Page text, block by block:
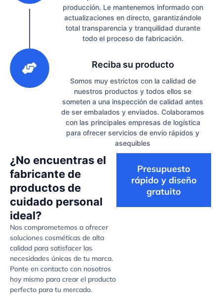
producción. Le mantenemos informado con
actualizaciones en directo, garantizándole
total transparencia y tranquilidad durante
todo el proceso de fabricación.
Reciba su producto
Somos muy estrictos con la calidad de
nuestros productos y todos ellos se
someten a una inspección de calidad antes
de ser embalados y enviados. Colaboramos
con las principales empresas de logística
para ofrecer servicios de envío rápidos y
asequibles
¿No encuentras el
fabricante de
productos de
cuidado personal
ideal?
Nos comprometemos a ofrecer
soluciones cosméticas de alta
calidad para satisfacer las
necesidades únicas de tu marca.
Ponte en contacto con nosotros
hoy mismo para crear el producto
perfecto para tu mercado.
Presupuesto
rápido y diseño
gratuito